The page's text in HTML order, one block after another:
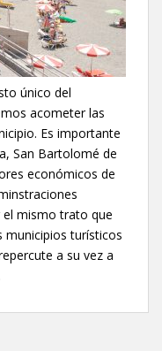
único del
acometer las
Es importante
San Bartolomé de
económicos de
el mismo trato que
municipios turísticos
a su vez a